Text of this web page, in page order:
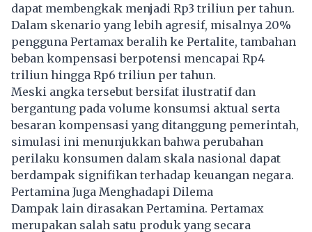
dapat membengkak menjadi Rp3 triliun per tahun.
Dalam skenario yang lebih agresif, misalnya 20%
pengguna Pertamaxberalih ke Pertalite, tambahan
beban kompensasi berpotensi mencapai Rp4
triliun hingga Rp6 triliun per tahun.
Meski angka tersebut bersifat ilustratif dan
bergantung pada volume konsumsi aktual serta
besaran kompensasi yang ditanggung pemerintah,
simulasi ini menunjukkan bahwa perubahan
perilaku konsumen dalam skala nasional dapat
berdampak signifikan terhadap keuangan negara.
Pertamina Juga Menghadapi Dilema
Dampak lain dirasakan Pertamina. Pertamax
merupakan salah satu produk yang secara